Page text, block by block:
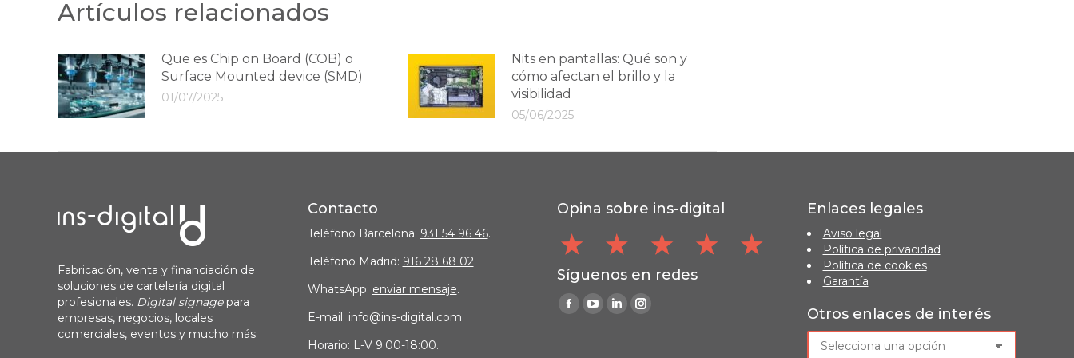
Artículos relacionados
Que es Chip on Board (COB) o
Surface Mounted device (SMD)
01/07/2025
Nits en pantallas: Qué son y
cómo afectan el brillo y la
visibilidad
05/06/2025
Fabricación, venta y financiación de
soluciones de cartelería digital
profesionales. Digital signage para
empresas, negocios, locales
comerciales, eventos y mucho más.
Contacto
Teléfono Barcelona: 931 54 96 46.
Teléfono Madrid: 916 28 68 02.
WhatsApp: enviar mensaje.
E-mail: info@ins-digital.com
Horario: L-V 9:00-18:00.
Opina sobre ins-digital
Síguenos en redes
Find us on:
Facebook
YouTube
LinkedinInstagram
Enlaces legales
Aviso legal
Política de privacidad
Política de cookies
Garantía
Otros enlaces de interés